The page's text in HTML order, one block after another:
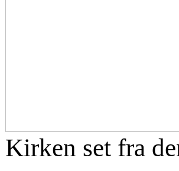
Kirken set fra